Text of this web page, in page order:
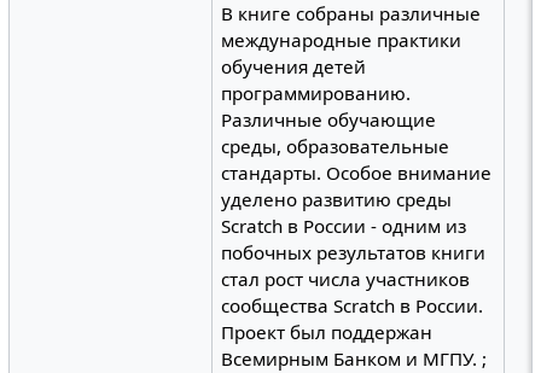
В книге собраны различные
международные практики
обучения детей
программированию.
Различные обучающие
среды, образовательные
стандарты. Особое внимание
уделено развитию среды
Scratch в России - одним из
побочных результатов книги
стал рост числа участников
сообщества Scratch в России.
Проект был поддержан
Всемирным Банком и МГПУ. ;